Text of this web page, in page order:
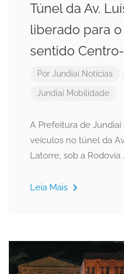
Túnel da Av.
liberado para
sentido
Por Jundiaí Notícias
Jundiaí Mobilidade
A Prefeitura de
veículos no túnel da
Latorre, sob a Rodovia
Leia Mais